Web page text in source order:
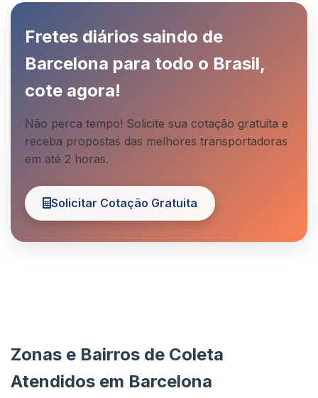
Fretes diários saindo de
Barcelona para todo o Brasil,
cote agora!
Não perca tempo! Solicite sua cotação gratuita e
receba propostas das melhores transportadoras
em até 2 horas.
Solicitar Cotação Gratuita
Zonas e Bairros de Coleta
Atendidos em Barcelona